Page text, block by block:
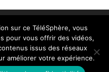
|Crédits|Politique de
sur ce TéléSphère, vous
pour vous offrir des vidéos,
issus des réseaux
améliorer votre expérience.